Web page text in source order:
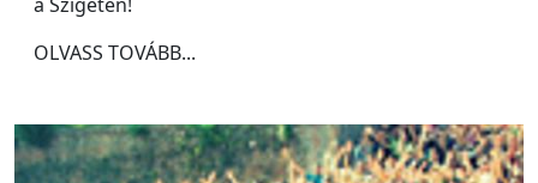
a Szigeten!
OLVASS TOVÁBB...